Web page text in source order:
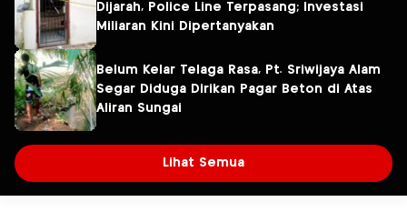
Dijarah, Police Line Terpasang; Investasi
Miliaran Kini Dipertanyakan
Belum Kelar Telaga Rasa, Pt. Sriwijaya Alam
Segar Diduga Dirikan Pagar Beton di Atas
Aliran Sungai
Lihat Semua